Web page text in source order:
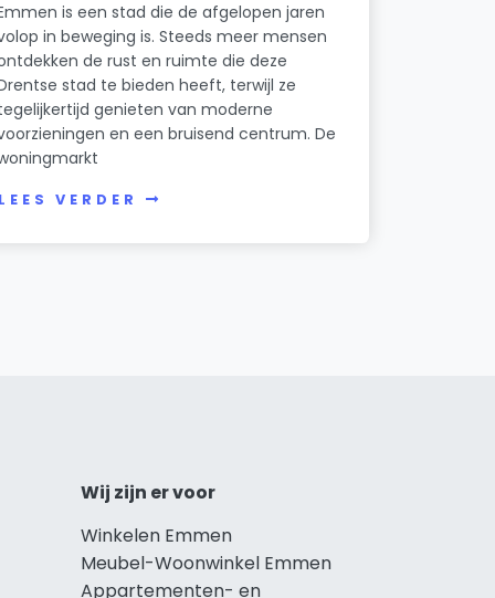
is een stad die de afgelopen jaren
in beweging is. Steeds meer mensen
de rust en ruimte die deze
stad te bieden heeft, terwijl ze
genieten van moderne
en een bruisend centrum. De
VERDER
Wij zijn er voor
Winkelen Emmen
Meubel-Woonwinkel Emmen
Appartementen- en